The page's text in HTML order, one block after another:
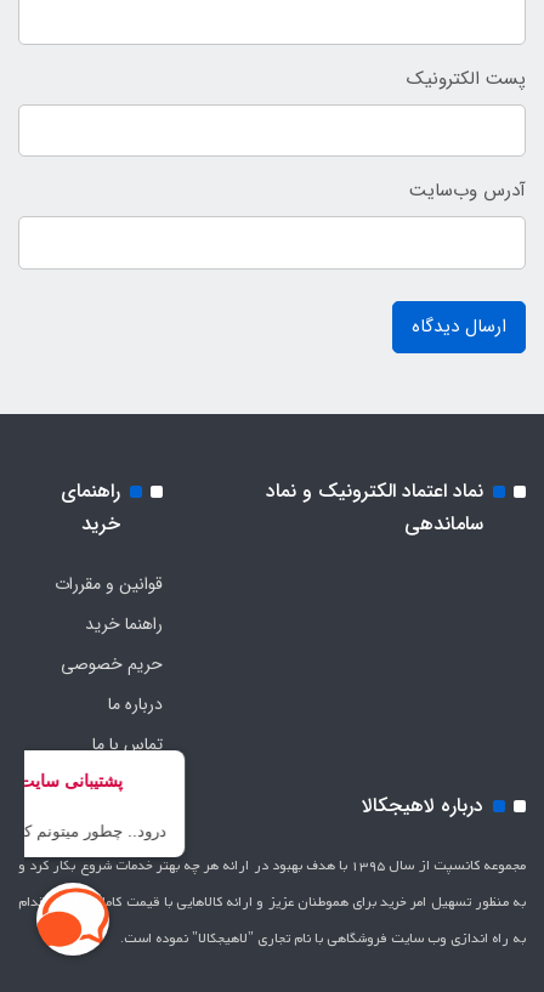
پست الکترونیک
آدرس وب‌سایت
ارسال دیدگاه
نماد اعتماد الکترونیک و نماد
ساماندهی
راهنمای
خرید
قوانین و مقررات
راهنما خرید
حریم خصوصی
درباره ما
تماس با ما
درباره لاهیجکالا
مجموعه کانسپت از سال 1395 با هدف بهبود در ارائه هر چه بهتر خدمات شروع بکار کرد و
به منظور تسهیل امر خرید برای هموطنان عزیز و ارائه کالاهایی با قیمت کاملاَ رقابتی اقدام
به راه اندازی وب سایت فروشگاهی با نام تجاری "لاهیج­کالا" نموده است.